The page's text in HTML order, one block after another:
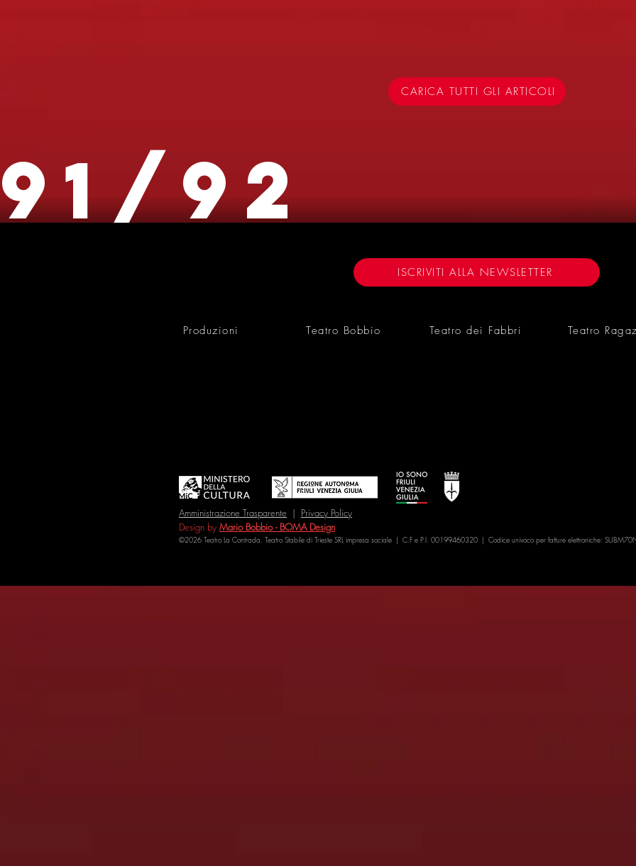
CARICA TUTTI GLI ARTICOLI
91/92
ISCRIVITI ALLA NEWSLETTER
Produzioni Teatro Bobbio Teatro dei Fabbri Teatro
Amministrazione Trasparente | Privacy Policy
Design by Mario Bobbio - BOMA Design
©2026 Teatro La Contrada. Teatro Stabile di Trieste SRL impresa sociale | C.F e P.I. 00199460320 | Codice univoco per fatture elettroniche: